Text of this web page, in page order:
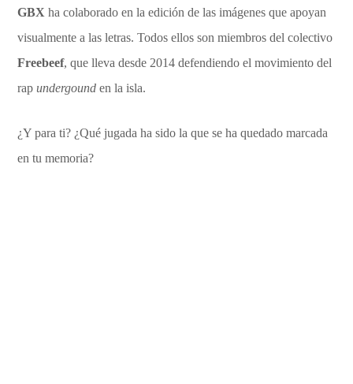
GBX ha colaborado en la edición de las imágenes que apoyan
visualmente a las letras. Todos ellos son miembros del colectivo
Freebeef, que lleva desde 2014 defendiendo el movimiento del
rapundergound en la isla.
¿Y para ti? ¿Qué jugada ha sido la que se ha quedado marcada
en tu memoria?